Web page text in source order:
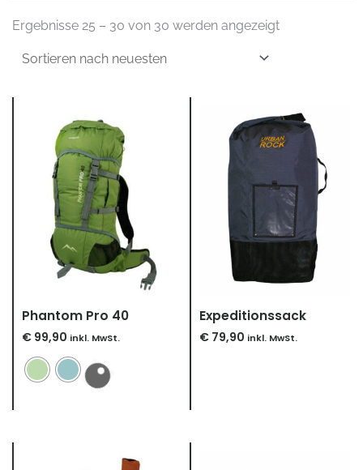
Ergebnisse 25 – 30 von 30 werden angezeigtneuesten
Phantom Pro 40
€ 99,90 inkl. MwSt.
Expeditionssack
€ 79,90 inkl. MwSt.